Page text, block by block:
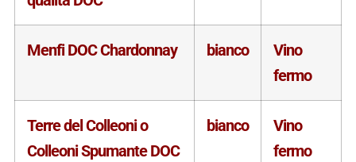
Menfi DOC Chardonnay bianco
Vino
fermo
Terre del Colleoni o
Colleoni Spumante DOC
bianco
Vino
fermo